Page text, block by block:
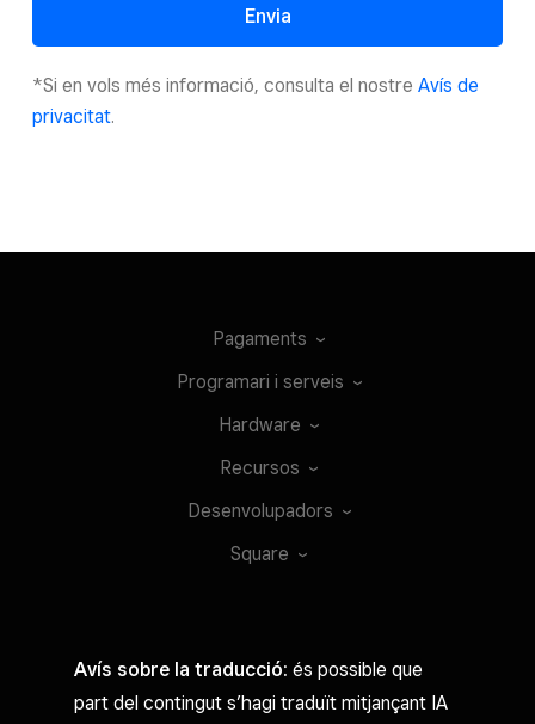
Envia
*Si en vols més informació, consulta el nostre Avís de
privacitat.
Pagaments
Programari i serveis
Hardware
Recursos
Desenvolupadors
Square
Avís sobre la traducció: és possible que
part del contingut s’hagi traduït mitjançant IA